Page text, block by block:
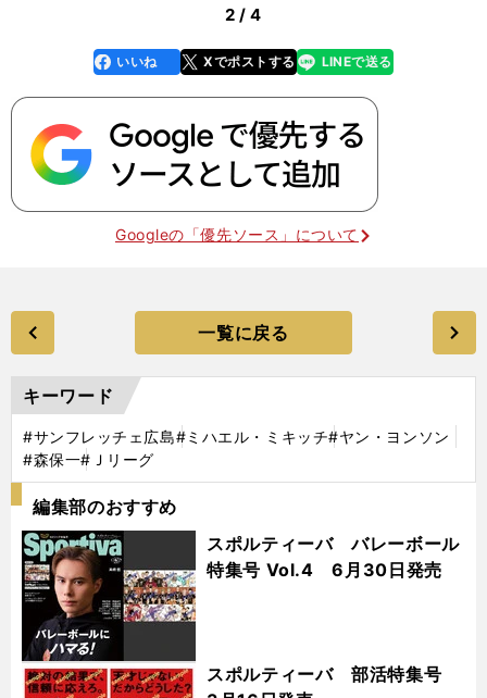
2 / 4
faceboo
k
いいね Xでポストする
line LINEで送る
Googleの「優先ソース」について
一覧に戻る
キーワード
#サンフレッチェ広島#ミハエル・ミキッチ#ヤン・ヨンソン
#森保一#Ｊリーグ
編集部のおすすめ
スポルティーバ バレーボール
特集号 Vol.4 6月30日発売
スポルティーバ 部活特集号